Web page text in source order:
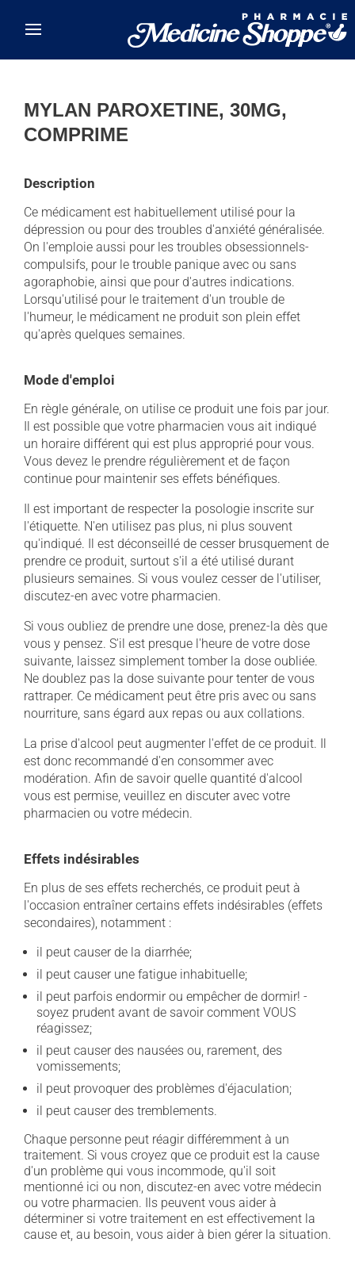
MYLAN PAROXETINE, 30MG,
COMPRIME
Description
Ce médicament est habituellement utilisé pour la
dépression ou pour des troubles d'anxiété généralisée.
On l'emploie aussi pour les troubles obsessionnels-
compulsifs, pour le trouble panique avec ou sans
agoraphobie, ainsi que pour d'autres indications.
Lorsqu'utilisé pour le traitement d'un trouble de
l'humeur, le médicament ne produit son plein effet
qu'après quelques semaines.
Mode d'emploi
En règle générale, on utilise ce produit une fois par jour.
Il est possible que votre pharmacien vous ait indiqué
un horaire différent qui est plus approprié pour vous.
Vous devez le prendre régulièrement et de façon
continue pour maintenir ses effets bénéfiques.
Il est important de respecter la posologie inscrite sur
l'étiquette. N'en utilisez pas plus, ni plus souvent
qu'indiqué. Il est déconseillé de cesser brusquement de
prendre ce produit, surtout s'il a été utilisé durant
plusieurs semaines. Si vous voulez cesser de l'utiliser,
discutez-en avec votre pharmacien.
Si vous oubliez de prendre une dose, prenez-la dès que
vous y pensez. S'il est presque l'heure de votre dose
suivante, laissez simplement tomber la dose oubliée.
Ne doublez pas la dose suivante pour tenter de vous
rattraper. Ce médicament peut être pris avec ou sans
nourriture, sans égard aux repas ou aux collations.
La prise d'alcool peut augmenter l'effet de ce produit. Il
est donc recommandé d'en consommer avec
modération. Afin de savoir quelle quantité d'alcool
vous est permise, veuillez en discuter avec votre
pharmacien ou votre médecin.
Effets indésirables
En plus de ses effets recherchés, ce produit peut à
l'occasion entraîner certains effets indésirables (effets
secondaires), notamment :
il peut causer de la diarrhée;
il peut causer une fatigue inhabituelle;
il peut parfois endormir ou empêcher de dormir! -
soyez prudent avant de savoir comment VOUS
réagissez;
il peut causer des nausées ou, rarement, des
vomissements;
il peut provoquer des problèmes d'éjaculation;
il peut causer des tremblements.
Chaque personne peut réagir différemment à un
traitement. Si vous croyez que ce produit est la cause
d'un problème qui vous incommode, qu'il soit
mentionné ici ou non, discutez-en avec votre médecin
ou votre pharmacien. Ils peuvent vous aider à
déterminer si votre traitement en est effectivement la
cause et, au besoin, vous aider à bien gérer la situation.